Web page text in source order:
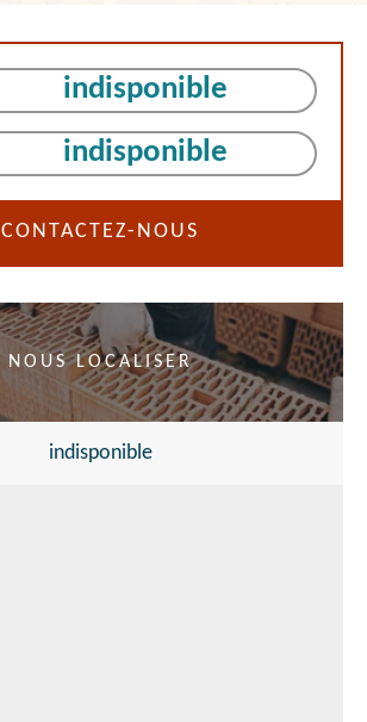
indisponible
indisponible
CONTACTEZ-NOUS
NOUS LOCALISER
indisponible